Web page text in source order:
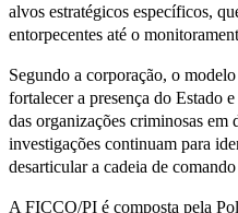
alvos estratégicos específicos,
entorpecentes até o
Segundo a corporação, o
fortalecer a presença do Estado
das organizações criminosas em
investigações continuam para
desarticular a cadeia de
A FICCO/PI é composta pela